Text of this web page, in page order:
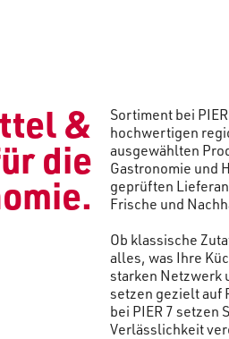
&
die
Sortiment bei
hochwertigen
ausgewählten
Gastronomie und
geprüften
Frische und
Ob klassische
alles, was Ihre
starken Netzwerk
setzen gezielt auf
bei PIER 7 setzen
Verlässlichkeit